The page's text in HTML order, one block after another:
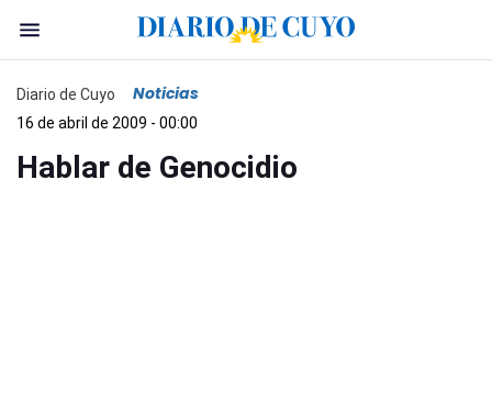
Diario de Cuyo Noticias
16 de abril de 2009 - 00:00
Hablar de Genocidio